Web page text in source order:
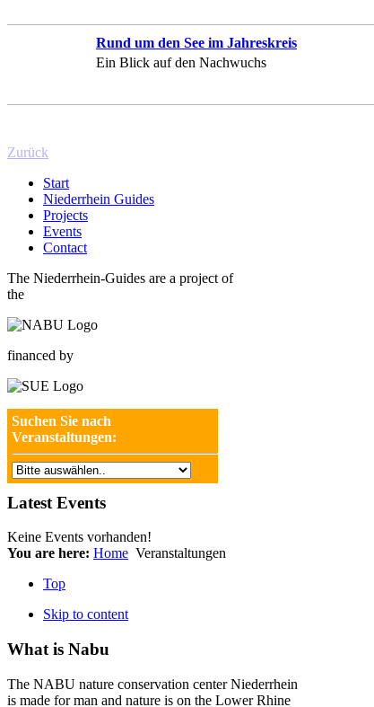
Rund um den See im Jahreskreis
Ein Blick auf den Nachwuchs
Zurück
Start
Niederrhein Guides
Projects
Events
Contact
The Niederrhein-Guides are a project of
the
financed by
Suchen Sie nach
Veranstaltungen:
Latest Events
Keine Events vorhanden!
You are here: Home Veranstaltungen
Top
Skip to content
What is Nabu
The NABU nature conservation center Niederrhein
is made for man and nature is on the Lower Rhine